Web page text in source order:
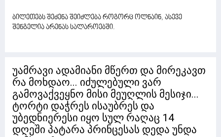
ბილეთებს შეძენა შეიძლება როგორც ოლნაინ, ასევე
შენგელია არენას სალაროებში.
უამრავი ადამიანი მწერთ და მირეკავთ
რა მოხდაო... იძულებული ვარ
გამოვაქვეყნო მისი მეუღლის მესიჯი...
ტორტი დაჭრეს ისაუბრეს და
უბედნიერესი იყო სულ რაღაც 14
დღეში პატარა პრინცესას დედა უნდა